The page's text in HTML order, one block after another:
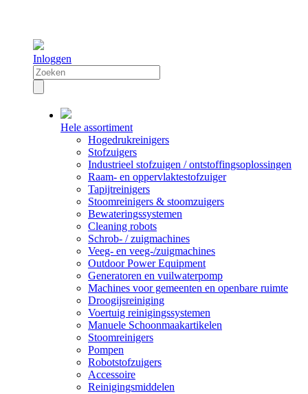
Inloggen
Hele assortiment
Hogedrukreinigers
Stofzuigers
Industrieel stofzuigen / ontstoffingsoplossingen
Raam- en oppervlaktestofzuiger
Tapijtreinigers
Stoomreinigers & stoomzuigers
Bewateringssystemen
Cleaning robots
Schrob- / zuigmachines
Veeg- en veeg-/zuigmachines
Outdoor Power Equipment
Generatoren en vuilwaterpomp
Machines voor gemeenten en openbare ruimte
Droogijsreiniging
Voertuig reinigingssystemen
Manuele Schoonmaakartikelen
Stoomreinigers
Pompen
Robotstofzuigers
Accessoire
Reinigingsmiddelen